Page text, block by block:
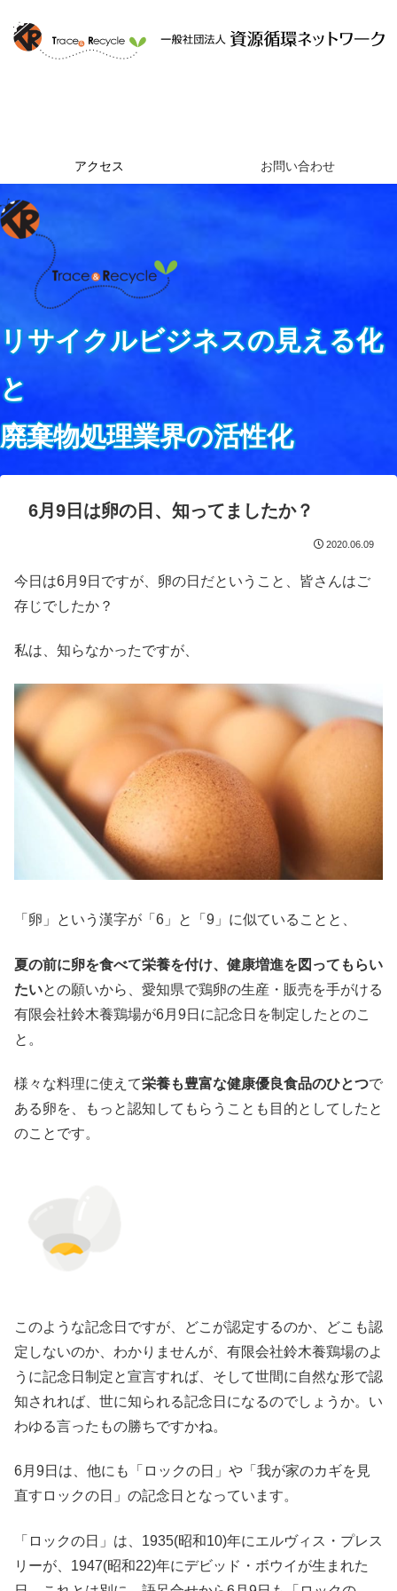
アクセス お問い合わせ
リサイクルビジネスの見える化
と
廃棄物処理業界の活性化
6月9日は卵の日、知ってましたか？
2020.06.09
今日は6月9日ですが、卵の日だということ、皆さんはご
存じでしたか？
私は、知らなかったですが、
「卵」という漢字が「6」と「9」に似ていることと、
夏の前に卵を食べて栄養を付け、健康増進を図ってもらい
たいとの願いから、愛知県で鶏卵の生産・販売を手がける
有限会社鈴木養鶏場が6月9日に記念日を制定したとのこ
と。
様々な料理に使えて栄養も豊富な健康優良食品のひとつで
ある卵を、もっと認知してもらうことも目的としてしたと
のことです。
このような記念日ですが、どこが認定するのか、どこも認
定しないのか、わかりませんが、有限会社鈴木養鶏場のよ
うに記念日制定と宣言すれば、そして世間に自然な形で認
知されれば、世に知られる記念日になるのでしょうか。い
わゆる言ったもの勝ちですかね。
6月9日は、他にも「ロックの日」や「我が家のカギを見
直すロックの日」の記念日となっています。
「ロックの日」は、1935(昭和10)年にエルヴィス・プレス
リーが、1947(昭和22)年にデビッド・ボウイが生まれた